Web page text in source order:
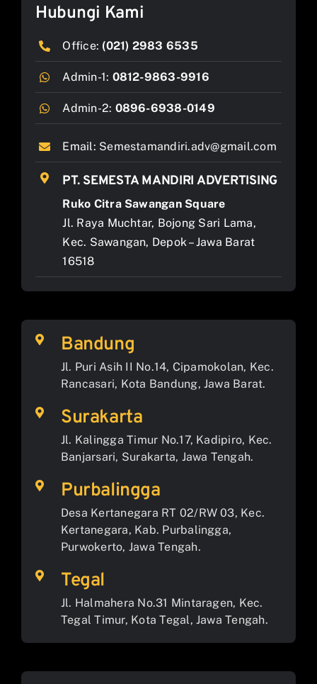
Hubungi Kami
Office: (021) 2983 6535
Admin-1: 0812-9863-9916
Admin-2: 0896-6938-0149
Email: Semestamandiri.adv@gmail.com
PT. SEMESTA MANDIRI ADVERTISING
Ruko Citra Sawangan Square
Jl. Raya Muchtar, Bojong Sari Lama,
Kec. Sawangan, Depok – Jawa Barat
16518
Bandung
Jl. Puri Asih II No.14, Cipamokolan, Kec.
Rancasari, Kota Bandung, Jawa Barat.
Surakarta
Jl. Kalingga Timur No.17, Kadipiro, Kec.
Banjarsari, Surakarta, Jawa Tengah.
Purbalingga
Desa Kertanegara RT 02/RW 03, Kec.
Kertanegara, Kab. Purbalingga,
Purwokerto, Jawa Tengah.
Tegal
Jl. Halmahera No.31 Mintaragen, Kec.
Tegal Timur, Kota Tegal, Jawa Tengah.